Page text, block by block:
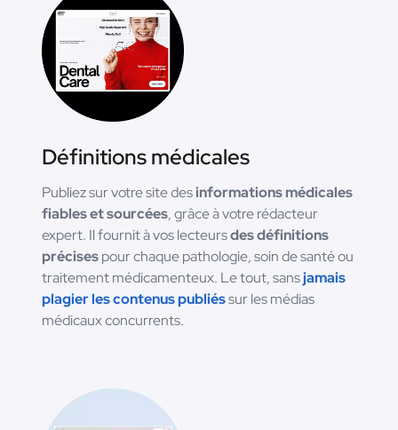
Définitions médicales
Publiez sur votre site desinformations médicales
fiables et sourcées, grâce à votre rédacteur
expert. Il fournit à vos lecteursdes définitions
précisespour chaque pathologie, soin de santé ou
traitement médicamenteux. Le tout, sansjamais
plagier les contenus publiéssur les médias
médicaux concurrents.